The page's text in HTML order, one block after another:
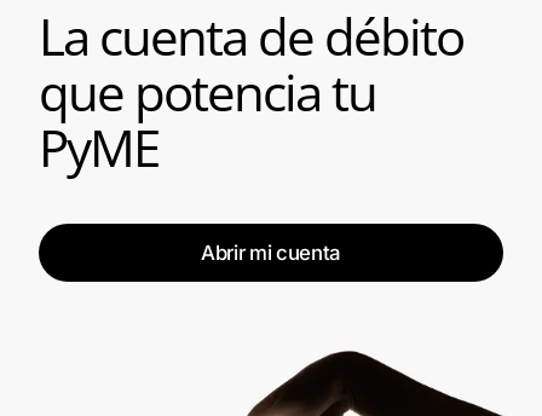
La cuenta de débito
que potencia tu
PyME
Abrir mi cuenta